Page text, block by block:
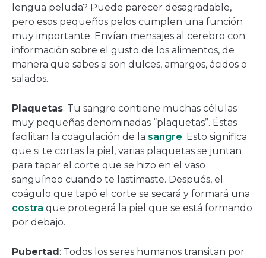
lengua peluda? Puede parecer desagradable,
pero esos pequeños pelos cumplen una función
muy importante. Envían mensajes al cerebro con
información sobre el gusto de los alimentos, de
manera que sabes si son dulces, amargos, ácidos o
salados.
Plaquetas: Tu sangre contiene muchas células
muy pequeñas denominadas “plaquetas”. Éstas
facilitan la coagulación de la sangre. Esto significa
que si te cortas la piel, varias plaquetas se juntan
para tapar el corte que se hizo en el vaso
sanguíneo cuando te lastimaste. Después, el
coágulo que tapó el corte se secará y formará una
costra que protegerá la piel que se está formando
por debajo.
Pubertad : Todos los seres humanos transitan por